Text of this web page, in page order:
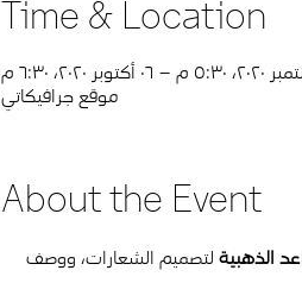
Time & Location
موقع جرافيكاتي
About the Event
الذهبية لتصميم الشعارات، ووصف